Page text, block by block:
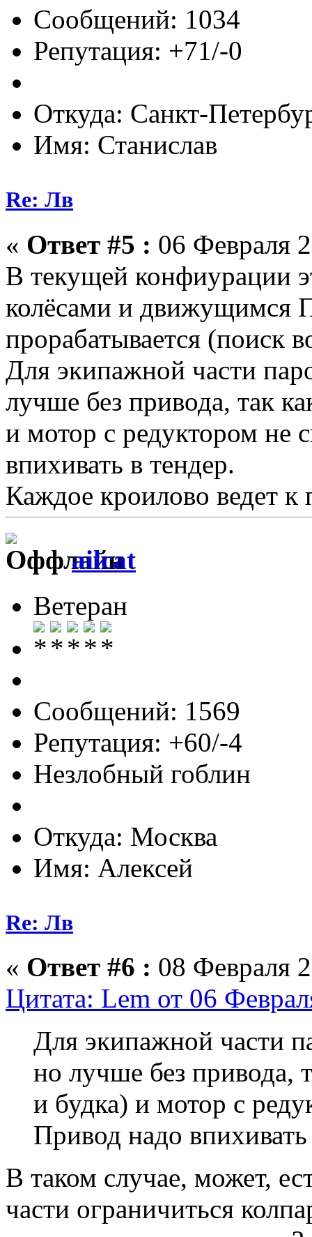
Сообщений: 1034
Репутация: +71/-0
Откуда: Санкт-
Имя: Станислав
Re: Лв
« Ответ #5 : 06 Февраля
В текущей конфиурации
колёсами и движущимся
прорабатывается (поиск
Для экипажной части
лучше без привода, так
и мотор с редуктором не
впихивать в тендер.
Каждое кроилово ведет к
ailcat
Ветеран
Сообщений: 1569
Репутация: +60/-4
Незлобный гоблин
Откуда: Москва
Имя: Алексей
Re: Лв
« Ответ #6 : 08 Февраля
Цитата: Lem от 06
Для экипажной части
но лучше без привода,
и будка) и мотор с
Привод надо
В таком случае, может,
части ограничиться